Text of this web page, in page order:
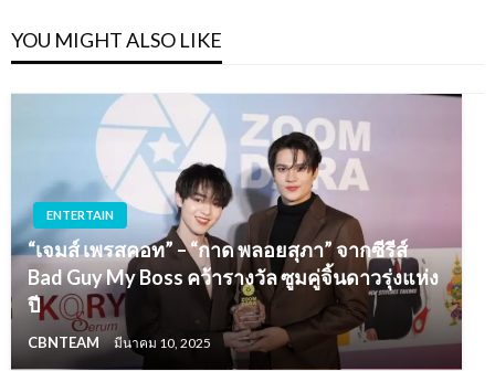
YOU MIGHT ALSO LIKE
ENTERTAIN
“เจมส์ เพรสคอท” – “กาด พลอยสุภา” จากซีรีส์
Bad Guy My Boss คว้ารางวัล ซูมคู่จิ้นดาวรุ่งแห่ง
ปี
CBNTEAM มีนาคม 10, 2025